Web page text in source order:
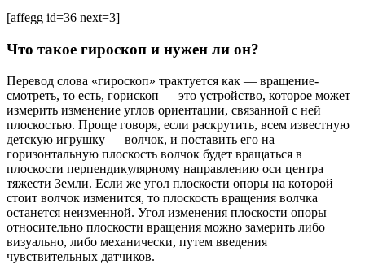
[affegg id=36 next=3]
Что такое гироскоп и нужен ли он?
Перевод слова «гироскоп» трактуется как — вращение-
смотреть, то есть, горископ — это устройство, которое может
измерить изменение углов ориентации, связанной с ней
плоскостью. Проще говоря, если раскрутить, всем известную
детскую игрушку — волчок, и поставить его на
горизонтальную плоскость волчок будет вращаться в
плоскости перпендикулярному направлению оси центра
тяжести Земли. Если же угол плоскости опоры на которой
стоит волчок изменится, то плоскость вращения волчка
останется неизменной. Угол изменения плоскости опоры
относительно плоскости вращения можно замерить либо
визуально, либо механически, путем введения
чувствительных датчиков.